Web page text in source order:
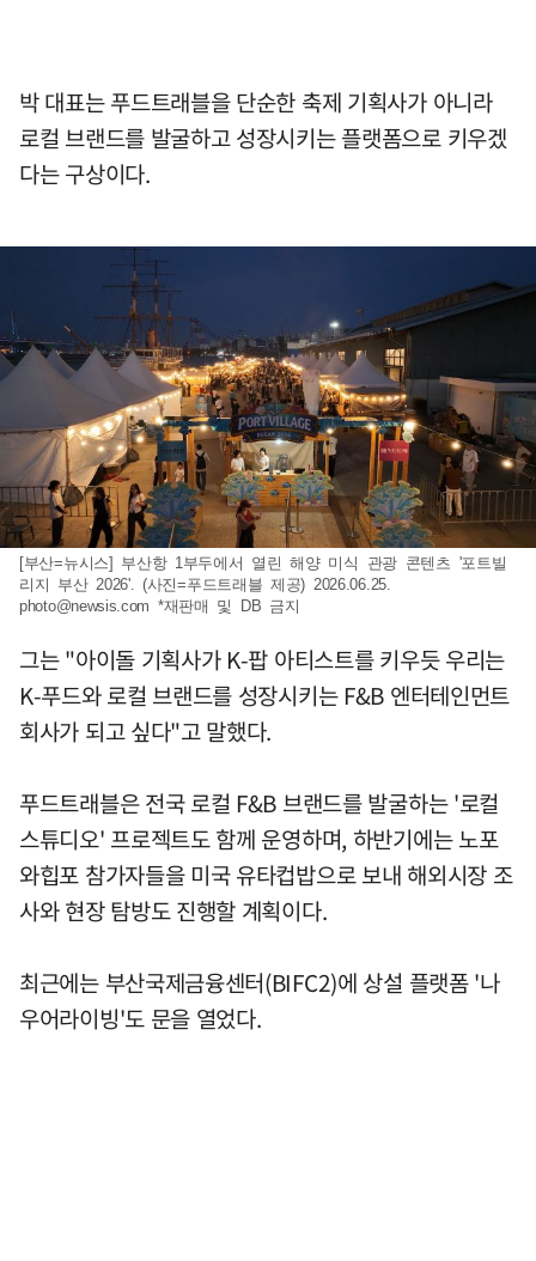
박 대표는 푸드트래블을 단순한 축제 기획사가 아니라
로컬 브랜드를 발굴하고 성장시키는 플랫폼으로 키우겠
다는 구상이다.
[부산=뉴시스] 부산항 1부두에서 열린 해양 미식 관광 콘텐츠 '포트빌
리지 부산 2026'. (사진=푸드트래블 제공) 2026.06.25.
photo@newsis.com *재판매 및 DB 금지
그는 "아이돌 기획사가 K-팝 아티스트를 키우듯 우리는
K-푸드와 로컬 브랜드를 성장시키는 F&B 엔터테인먼트
회사가 되고 싶다"고 말했다.
푸드트래블은 전국 로컬 F&B 브랜드를 발굴하는 '로컬
스튜디오' 프로젝트도 함께 운영하며, 하반기에는 노포
와힙포 참가자들을 미국 유타컵밥으로 보내 해외시장 조
사와 현장 탐방도 진행할 계획이다.
최근에는 부산국제금융센터(BIFC2)에 상설 플랫폼 '나
우어라이빙'도 문을 열었다.